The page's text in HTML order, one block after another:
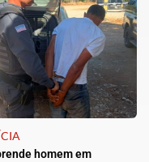
homem em